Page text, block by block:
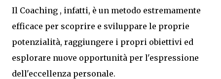
Il Coaching , infatti, è un metodo estremamente
efficace per scoprire e sviluppare le proprie
potenzialità, raggiungere i propri obiettivi ed
esplorare nuove opportunità per l'espressione
dell'eccellenza personale.